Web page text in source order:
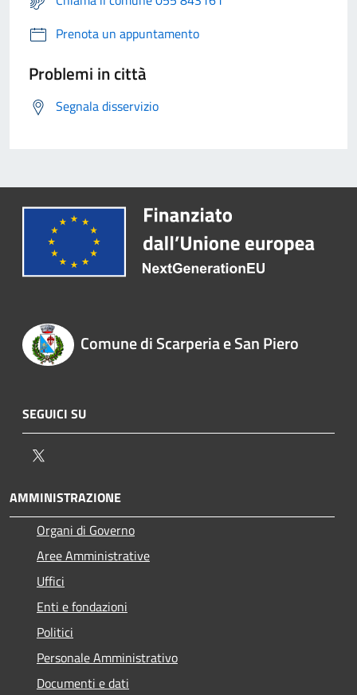
Prenota un appuntamento
Problemi in città
Segnala disservizio
Comune di Scarperia e San Piero
SEGUICI SU
AMMINISTRAZIONE
Organi di Governo
Aree Amministrative
Uffici
Enti e fondazioni
Politici
Personale Amministrativo
Documenti e dati